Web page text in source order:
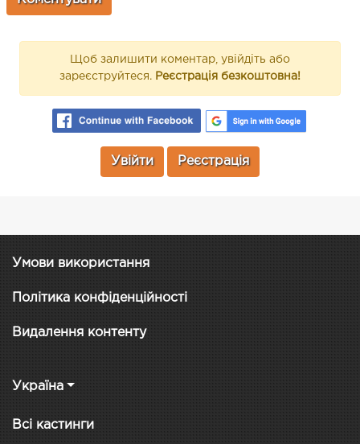
Щоб залишити коментар, увійдіть або
зареєструйтеся. Реєстрація безкоштовна!
Увійти Реєстрація
Умови використання
Політика конфіденційності
Видалення контенту
Україна
Всі кастинги